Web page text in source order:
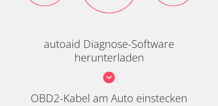
autoaid Diagnose-Software
herunterladen
OBD2-Kabel am Auto einstecken